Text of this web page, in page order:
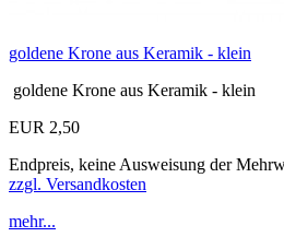
goldene Krone aus Keramik - klein
goldene Krone aus Keramik - klein
EUR 2,50
Endpreis, keine Ausweisung der
zzgl. Versandkosten
mehr...